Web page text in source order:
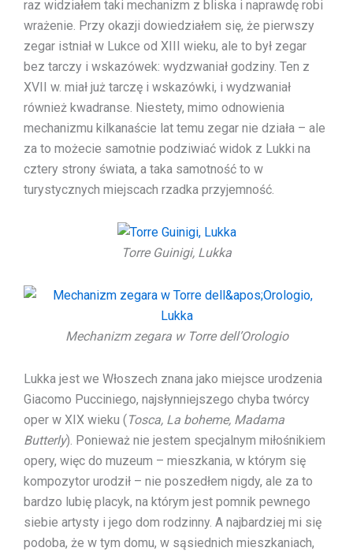
raz widziałem taki mechanizm z bliska i naprawdę robi
wrażenie. Przy okazji dowiedziałem się, że pierwszy
zegar istniał w Lukce od XIII wieku, ale to był zegar
bez tarczy i wskazówek: wydzwaniał godziny. Ten z
XVII w. miał już tarczę i wskazówki, i wydzwaniał
również kwadranse. Niestety, mimo odnowienia
mechanizmu kilkanaście lat temu zegar nie działa – ale
za to możecie samotnie podziwiać widok z Lukki na
cztery strony świata, a taka samotność to w
turystycznych miejscach rzadka przyjemność.
Torre Guinigi, Lukka
Mechanizm zegara w Torre dell’Orologio
Lukka jest we Włoszech znana jako miejsce urodzenia
Giacomo Pucciniego, najsłynniejszego chyba twórcy
oper w XIX wieku ( Tosca, La boheme, Madama
Butterly). Ponieważ nie jestem specjalnym miłośnikiem
opery, więc do muzeum – mieszkania, w którym się
kompozytor urodził – nie poszedłem nigdy, ale za to
bardzo lubię placyk, na którym jest pomnik pewnego
siebie artysty i jego dom rodzinny. A najbardziej mi się
podoba, że w tym domu, w sąsiednich mieszkaniach,